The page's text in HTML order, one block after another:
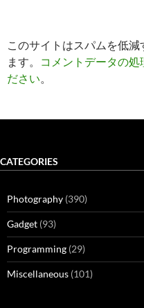
このサイトはスパムを低
ます。
コメントデータの処
ださい。
CATEGORIES
Photography (390)
Gadget (93)
Programming (29)
Miscellaneous (101)